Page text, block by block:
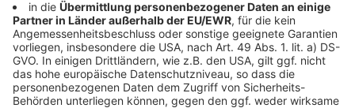
Anzeige